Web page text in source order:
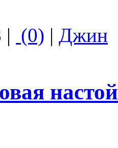
| (0) | Джин